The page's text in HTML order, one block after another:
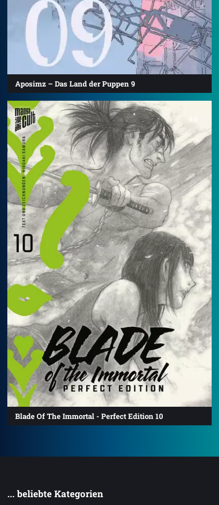
Aposimz – Das Land der Puppen 9
5.0
Blade Of The Immortal - Perfect Edition 10
... beliebte Kategorien